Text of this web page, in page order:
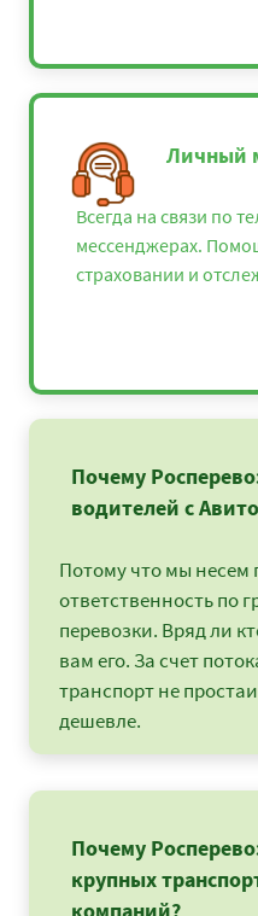
Личный
Всегда на связи по
мессенджерах.
страховании и
Почему
водителей с
Потому что мы несем
ответственность по
перевозки. Вряд ли
вам его. За счет
транспорт не
дешевле.
Почему
крупных